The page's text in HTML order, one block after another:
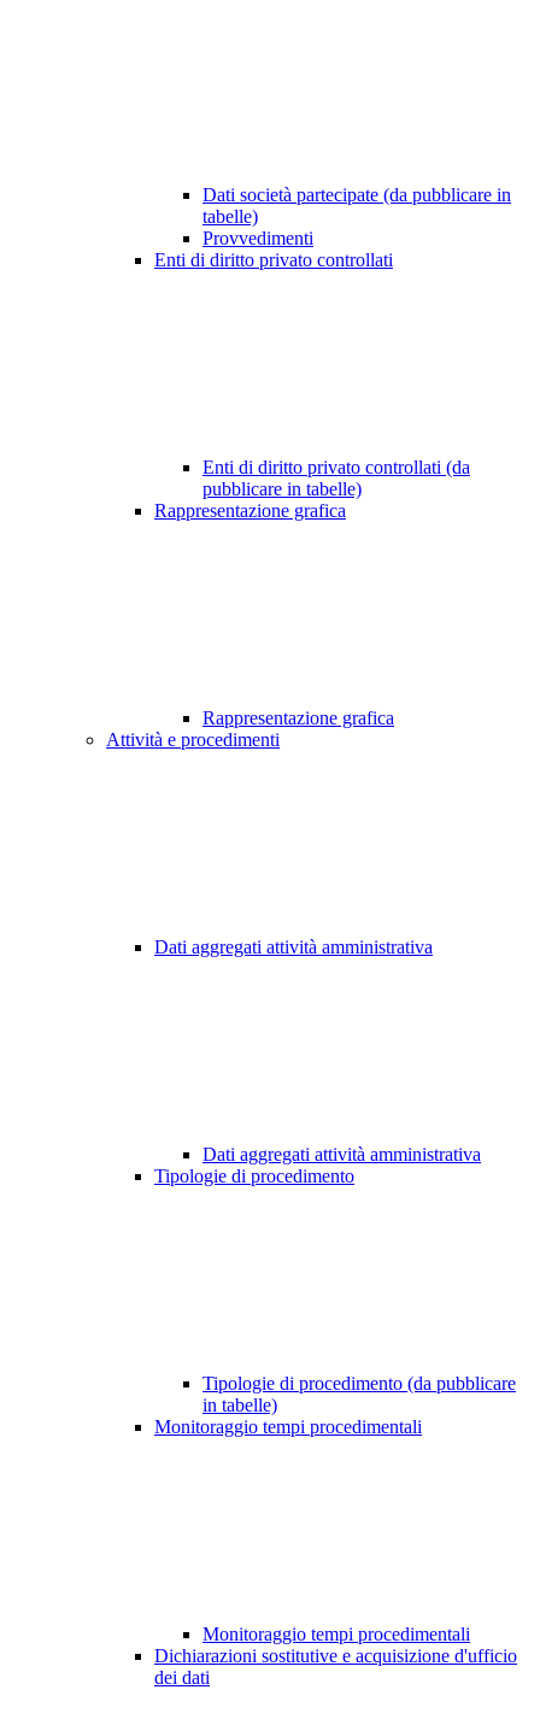
Dati società partecipate (da pubblicare in
tabelle)
Provvedimenti
Enti di diritto privato controllati
Enti di diritto privato controllati (da
pubblicare in tabelle)
Rappresentazione grafica
Rappresentazione grafica
Attività e procedimenti
Dati aggregati attività amministrativa
Dati aggregati attività amministrativa
Tipologie di procedimento
Tipologie di procedimento (da pubblicare
in tabelle)
Monitoraggio tempi procedimentali
Monitoraggio tempi procedimentali
Dichiarazioni sostitutive e acquisizione d'ufficio
dei dati